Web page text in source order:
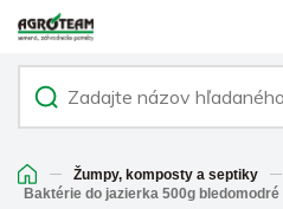
Žumpy, komposty a septiky
Baktérie do jazierka 500g bledomodré